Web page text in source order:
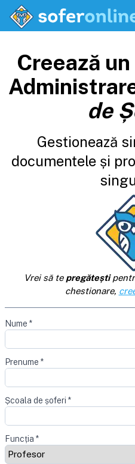
Creează
de
Gestionează
documentele și
Vrei să te pregătești
chestionare,
Nume *
Prenume *
Școala de șoferi *
Funcția *